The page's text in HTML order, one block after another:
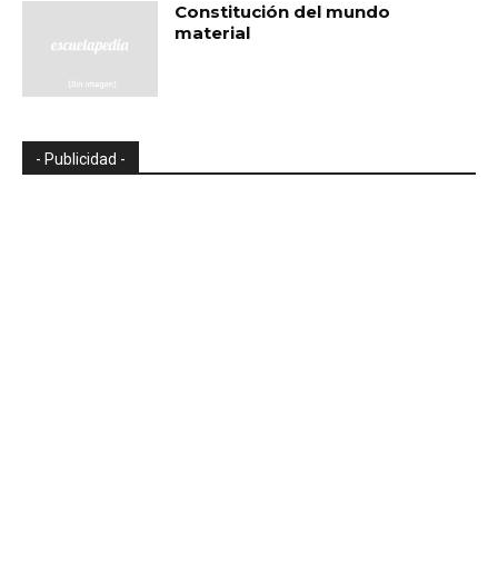
Constitución del mundo
material
- Publicidad -